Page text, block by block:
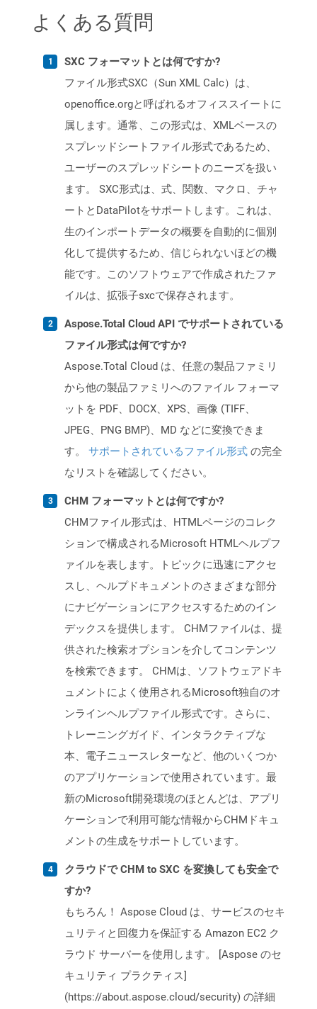
よくある質問
SXC フォーマットとは何ですか?
ファイル形式SXC（Sun XML Calc）は、
openoffice.orgと呼ばれるオフィススイートに
属します。通常、この形式は、XMLベースの
スプレッドシートファイル形式であるため、
ユーザーのスプレッドシートのニーズを扱い
ます。 SXC形式は、式、関数、マクロ、チャ
ートとDataPilotをサポートします。これは、
生のインポートデータの概要を自動的に個別
化して提供するため、信じられないほどの機
能です。このソフトウェアで作成されたファ
イルは、拡張子sxcで保存されます。
Aspose.Total Cloud API でサポートされている
ファイル形式は何ですか?
Aspose.Total Cloud は、任意の製品ファミリ
から他の製品ファミリへのファイル フォーマ
ットを PDF、DOCX、XPS、画像 (TIFF、
JPEG、PNG BMP)、MD などに変換できま
す。 サポートされているファイル形式 の完全
なリストを確認してください。
CHM フォーマットとは何ですか?
CHMファイル形式は、HTMLページのコレク
ションで構成されるMicrosoft HTMLヘルプフ
ァイルを表します。トピックに迅速にアクセ
スし、ヘルプドキュメントのさまざまな部分
にナビゲーションにアクセスするためのイン
デックスを提供します。 CHMファイルは、提
供された検索オプションを介してコンテンツ
を検索できます。 CHMは、ソフトウェアドキ
ュメントによく使用されるMicrosoft独自のオ
ンラインヘルプファイル形式です。さらに、
トレーニングガイド、インタラクティブな
本、電子ニュースレターなど、他のいくつか
のアプリケーションで使用されています。最
新のMicrosoft開発環境のほとんどは、アプリ
ケーションで利用可能な情報からCHMドキュ
メントの生成をサポートしています。
クラウドで CHM to SXC を変換しても安全で
すか?
もちろん！ Aspose Cloud は、サービスのセキ
ュリティと回復力を保証する Amazon EC2 ク
ラウド サーバーを使用します。 [Aspose のセ
キュリティ プラクティス]
(https://about.aspose.cloud/security) の詳細